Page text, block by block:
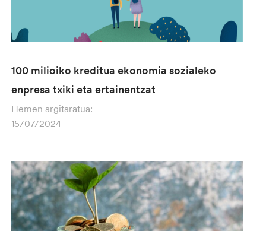
100 milioiko kreditua ekonomia sozialeko
enpresa txiki eta ertainentzat
Hemen argitaratua:
15/07/2024